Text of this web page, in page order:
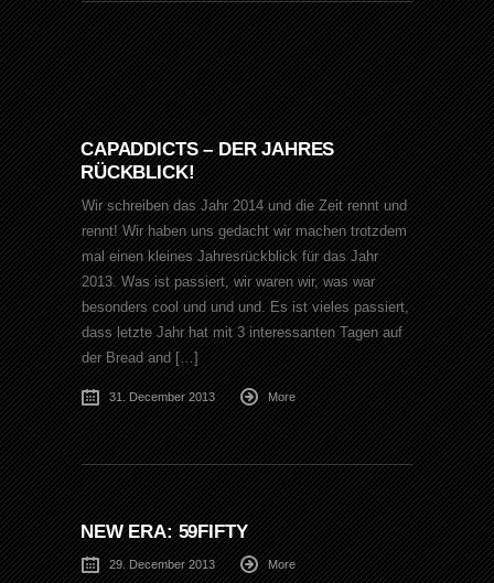
CAPADDICTS – DER JAHRES
RÜCKBLICK!
Wir schreiben das Jahr 2014 und die Zeit rennt und
rennt! Wir haben uns gedacht wir machen trotzdem
mal einen kleines Jahresrückblick für das Jahr
2013. Was ist passiert, wir waren wir, was war
besonders cool und und und. Es ist vieles passiert,
dass letzte Jahr hat mit 3 interessanten Tagen auf
der Bread and […]
31. December 2013 More
NEW ERA: 59FIFTY
29. December 2013 More